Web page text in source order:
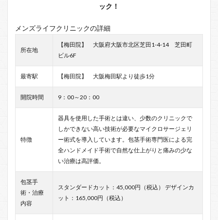
ック！
メンズライフクリニックの詳細
所在地
【梅田院】 大阪府大阪市北区芝田1-4-14 芝田町
ビル6F
最寄駅 【梅田院】 大阪梅田駅より徒歩1分
開院時間 9：00～20：00
特徴
器具を使用した手術とは違い、少数のクリニックで
しかできない高い技術が必要なマイクロサージェリ
ー術式を導入しています。包茎手術専門医による完
全ハンドメイド手術で自然な仕上がりと痛みの少な
い治療は高評価。
包茎手
術・治療
内容
スタンダードカット：45,000円（税込） デザインカ
ット：165,000円（税込）